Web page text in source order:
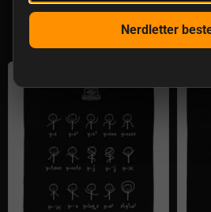
Aktuell lieferbar aus der
Hoodies
Nerdletter